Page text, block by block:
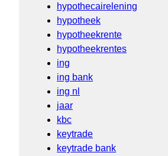
hypothecairelening
hypotheek
hypotheekrente
hypotheekrentes
ing
ing bank
ing nl
jaar
kbc
keytrade
keytrade bank